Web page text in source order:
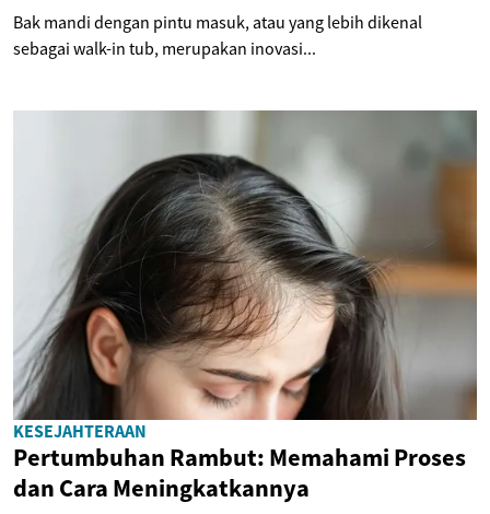
Bak mandi dengan pintu masuk, atau yang lebih dikenal
sebagai walk-in tub, merupakan inovasi...
KESEJAHTERAAN
Pertumbuhan Rambut: Memahami Proses
dan Cara Meningkatkannya